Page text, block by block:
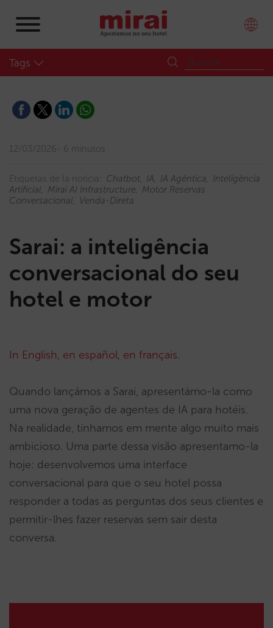
Tags
12/03/2026 6 minutos
Etiquetas de la noticia: Chatbot IA IA Agêntica
Inteligência
Artificial
Mirai AI Infrastructure
Motor Reservas
Conversacional
Venda-Direta
Sarai: a inteligência
conversacional do seu
hotel e motor
In English, en español, en français.
Quando lançámos a Sarai, apresentámo-la como
uma nova geração de agentes de IA para hotéis.
Na realidade, tínhamos em mente algo muito mais
ambicioso. Uma parte dessa visão apresentamo-la
hoje: desenvolvemos uma interface
conversacional para que o seu hotel possa
responder a todas as perguntas dos seus clientes e
permitir-lhes fazer reservas sem sair desta
conversa.